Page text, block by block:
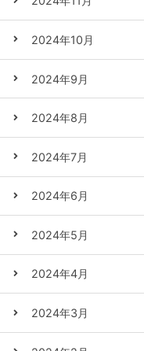
2024年10月
2024年9月
2024年8月
2024年7月
2024年6月
2024年5月
2024年4月
2024年3月